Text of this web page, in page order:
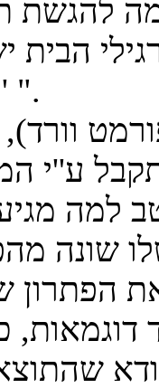
"ערעורים. מועד ב' ".
ע''י
הפתרון